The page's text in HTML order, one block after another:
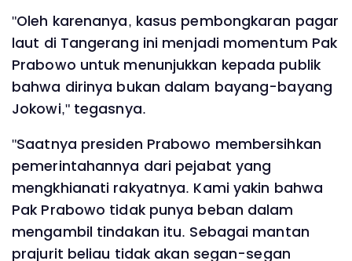
"Oleh karenanya, kasus pembongkaran pagar
laut di Tangerang ini menjadi momentum Pak
Prabowo untuk menunjukkan kepada publik
bahwa dirinya bukan dalam bayang-bayang
Jokowi," tegasnya.
"Saatnya presiden Prabowo membersihkan
pemerintahannya dari pejabat yang
mengkhianati rakyatnya. Kami yakin bahwa
Pak Prabowo tidak punya beban dalam
mengambil tindakan itu. Sebagai mantan
prajurit beliau tidak akan segan-segan